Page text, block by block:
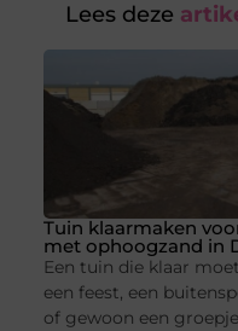
Lees deze
Tuin klaarmaken
met ophoogzand in
Een tuin die klaar
een feest, een
of gewoon een